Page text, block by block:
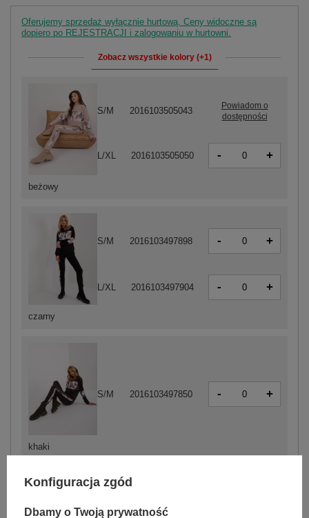
Oferujemy sprzedaż wyłącznie hurtową. Ceny widoczne są
dopiero po REJESTRACJI i zalogowaniu w hurtowni.
Zobacz wszystkie kolory (+1)
czarny
S/M 2016103497898 - +
L/XL 2016103497904 - +
khaki
S/M 2016103497850 - +
beżowy
S/M 2016103505043
Powiadom o
dostępności
L/XL 2016103505050 - +
Konfiguracja zgód
Dbamy o Twoją prywatność